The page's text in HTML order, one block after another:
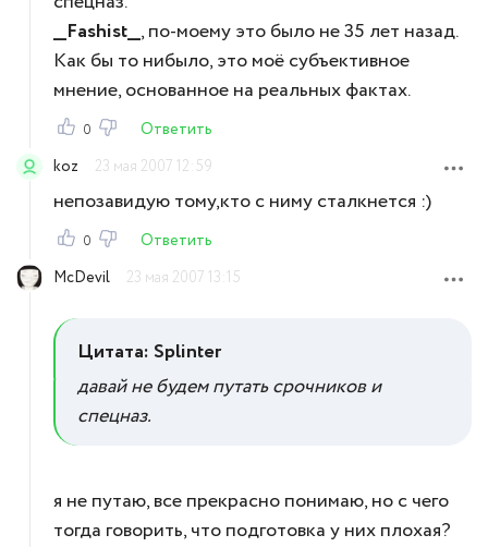
__Fashist__, по-моему это было не 35 лет назад.
Как бы то нибыло, это моё субъективное
мнение, основанное на реальных фактах.
0
Ответить
koz
23 мая 2007 12:59
непозавидую тому,кто с ниму сталкнется :)
0
Ответить
McDevil
23 мая 2007 13:15
Цитата: Splinter
давай не будем путать срочников и
спецназ.
я не путаю, все прекрасно понимаю, но с чего
тогда говорить, что подготовка у них плохая?